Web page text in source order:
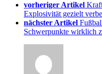
vorheriger Artikel
Explosivität gezielt
nächster Artikel
Schwerpunkte wirklich